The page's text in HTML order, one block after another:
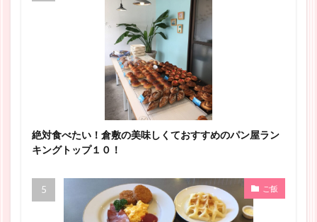
絶対食べたい！倉敷の美味しくておすすめのパン屋ラン
キングトップ１０！
ご飯